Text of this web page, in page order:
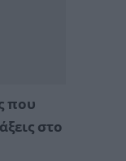
που
στο